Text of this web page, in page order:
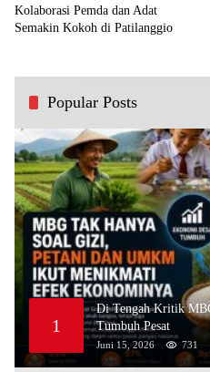
Kolaborasi Pemda dan Adat
Semakin Kokoh di Patilanggio
Popular Posts
1
Di Tengah Kritik
Tumbuh Pesat
Juni 15, 2026 731